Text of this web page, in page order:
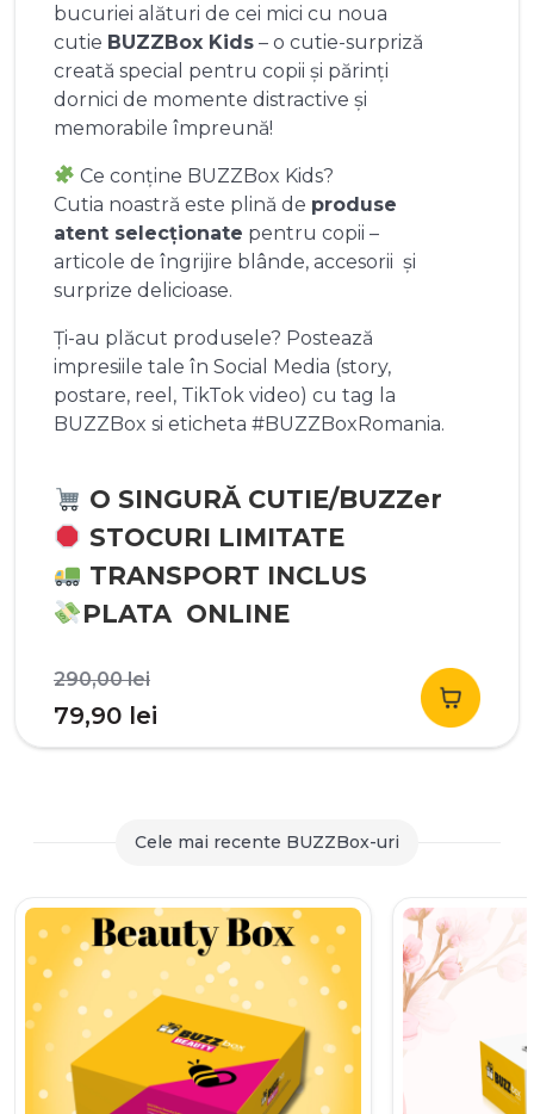
bucuriei alături de cei mici cu noua
cutie BUZZBox Kids – o cutie-surpriză
creată special pentru copii și părinți
dornici de momente distractive și
memorabile împreună!
Ce conține BUZZBox Kids?
Cutia noastră este plină de produse
atent selecționate pentru copii –
articole de îngrijire blânde, accesorii și
surprize delicioase.
Ți-au plăcut produsele? Postează
impresiile tale în Social Media (story,
postare, reel, TikTok video) cu tag la
BUZZBox si eticheta #BUZZBoxRomania.
O SINGURĂ CUTIE/BUZZer
STOCURI LIMITATE
TRANSPORT INCLUS
PLATA ONLINE
290,00leiPrețul
inițial
a
290,00 lei.
79,90 lei
curent
79,90 lei.
Cele mai recente BUZZBox-uri